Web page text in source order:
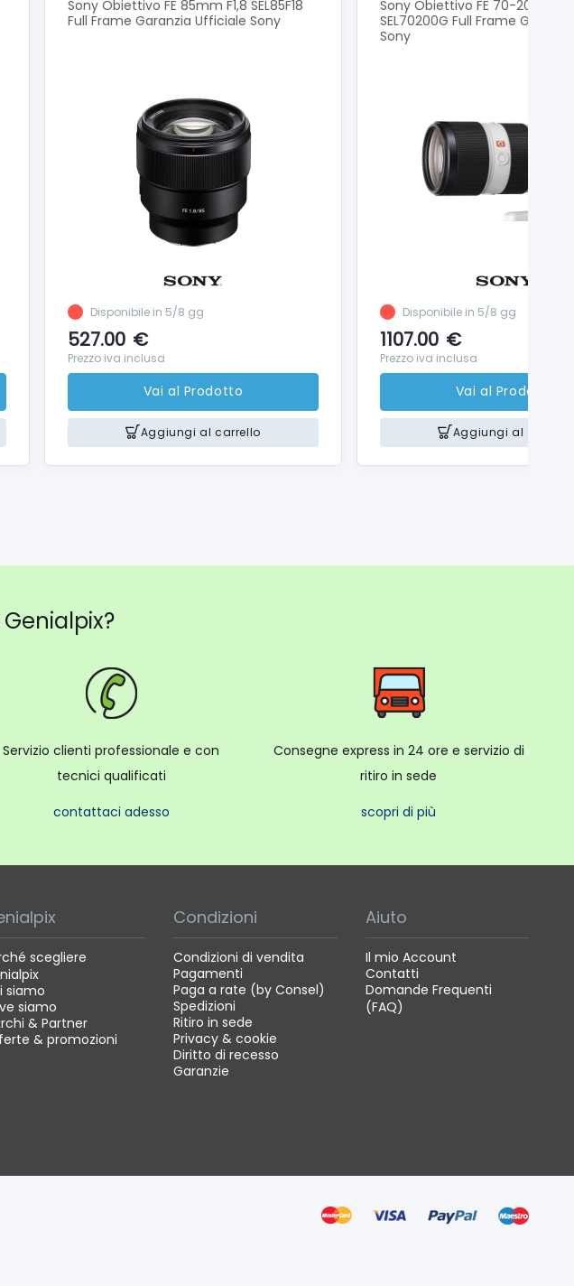
Sony Obiettivo FE 85mm F1,8 SEL85F18
Full Frame Garanzia Ufficiale Sony
Disponibile in 5/8 gg
527.00 €
Prezzo iva inclusa
Vai al Prodotto
Aggiungi al carrello
Sony Obiettivo FE 70-200mm
SEL70200G Full Frame
Sony
Disponibile in 5/8 gg
1107.00 €
Prezzo iva inclusa
Vai al Prodotto
Aggiungi al carrello
Servizio clienti professionale e con
tecnici qualificati
contattaci adesso
Consegne express in 24 ore e servizio di
ritiro in sede
scopri di più
scegliere
siamo
siamo
& Partner
& promozioni
Condizioni
Condizioni di vendita
Pagamenti
Paga a rate (by Consel)
Spedizioni
Ritiro in sede
Privacy & cookie
Diritto di recesso
Garanzie
Aiuto
Il mio Account
Contatti
Domande Frequenti
(FAQ)